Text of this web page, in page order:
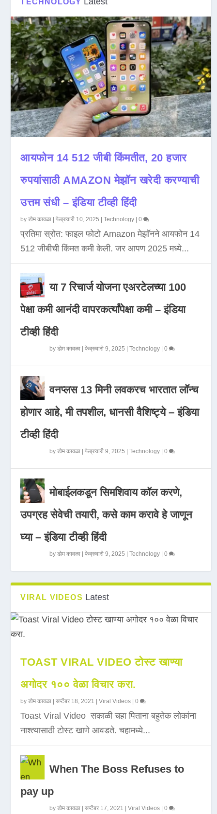
TECHNOLOGY
आयफोन 14 512 जीबी किंमतीत, 20 हजार
रुपयांसाठी AMAZON मेझॉन खरेदी करण्याची
उत्तम संधी – इंडिया टीव्ही हिंदी
byडोम कावळा |फेब्रुवारी 10, 2025 |Technology |0
प्रतिमा स्रोत: फाइल फोटो Amazon मेझॉनने आयफोन 14
512 जीबीची किंमत कमी केली. जर आपण 2025 मध्ये...
या 7 रिचार्ज योजना एअरटेलच्या 100
पेक्षा कमी आनंदी वापरकर्त्यांपेक्षा कमी – इंडिया
टीव्ही हिंदी
byडोम कावळा |फेब्रुवारी 9, 2025 |Technology |0
वनप्लस 13 मिनी लवकरच भारतात लॉन्च
होणार आहे, मी तपशील, धानसी वैशिष्ट्ये – इंडिया
टीव्ही हिंदी
byडोम कावळा |फेब्रुवारी 9, 2025 |Technology |0
मोबाईलकडून सिमशिवाय कॉल करणे,
उपग्रह सेवेची तयारी, कसे काम करावे हे जाणून
घ्या – इंडिया टीव्ही हिंदी
byडोम कावळा |फेब्रुवारी 9, 2025 |Technology |0
VIRAL VIDEOS Latest
TOAST VIRAL VIDEO टोस्ट खाण्या
अगोदर १०० वेळा विचार करा.
byडोम कावळा |सप्टेंबर 18, 2021 |Viral Videos |0
Toast Viral Video सकाळी चहा पिताना बहुतेक लोकांना
नाश्त्यासाठी टोस्ट खाणे आवडते. चहामध्ये...
When The Boss Refuses to
pay up
byडोम कावळा |सप्टेंबर 17, 2021 |Viral Videos |0